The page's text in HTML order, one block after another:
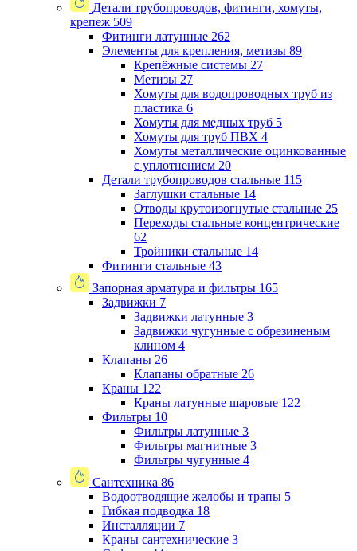
Детали трубопроводов, фитинги, хомуты,
крепеж 509
Фитинги латунные 262
Элементы для крепления, метизы 89
Крепёжные системы 27
Метизы 27
Хомуты для водопроводных труб из
пластика 6
Хомуты для медных труб 5
Хомуты для труб ПВХ 4
Хомуты металлические оцинкованные
с уплотнением 20
Детали трубопроводов стальные 115
Заглушки стальные 14
Отводы крутоизогнутые стальные 25
Переходы стальные концентрические
62
Тройники стальные 14
Фитинги стальные 43
Запорная арматура и фильтры 165
Задвижки 7
Задвижки латунные 3
Задвижки чугунные с обрезиненым
клином 4
Клапаны 26
Клапаны обратные 26
Краны 122
Краны латунные шаровые 122
Фильтры 10
Фильтры латунные 3
Фильтры магнитные 3
Фильтры чугунные 4
Сантехника 86
Водоотводящие желобы и трапы 5
Гибкая подводка 18
Инсталляции 7
Краны сантехнические 3